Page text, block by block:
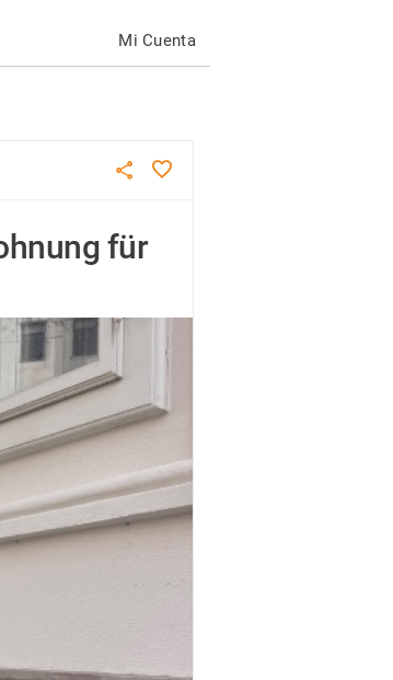
Mi Cuenta
für